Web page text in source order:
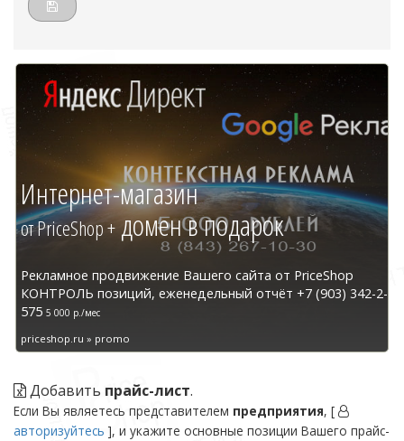
Интернет-магазин
от PriceShop +домен в подарок
Рекламное продвижение Вашего сайта от PriceShop
КОНТРОЛЬ позиций, еженедельный отчёт +7 (903) 342-2-
575 5 000 р./мес
priceshop.ru » promo
Добавить прайс-лист.
Если Вы являетесь представителем предприятия, [
авторизуйтесь ], и укажите основные позиции Вашего прайс-